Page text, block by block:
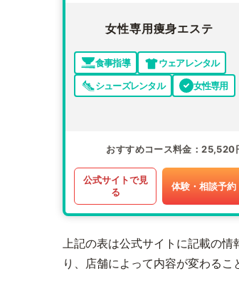
女性専用痩身エステ
食事指導
ウェアレンタル
シューズレンタル
女性専用
おすすめコース料金 25,520
公式サイトで見
る
体験・相談予約
上記の表は公式サイトに記載の
り、店舗によって内容が変わるこ